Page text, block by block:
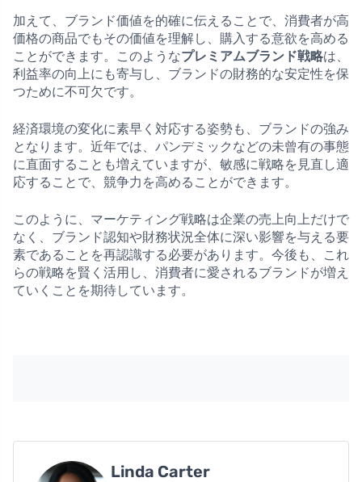
加えて、ブランド価値を的確に伝えることで、消費者が高
価格の商品でもその価値を理解し、購入する意欲を高める
ことができます。このようなプレミアムブランド戦略は、
利益率の向上にも寄与し、ブランドの財務的な安定性を保
つために不可欠です。
経済環境の変化に素早く対応する姿勢も、ブランドの強み
となります。近年では、パンデミックなどの未曾有の事態
に直面することも増えていますが、敏感に戦略を見直し適
応することで、競争力を高めることができます。
このように、マーケティング戦略は企業の売上向上だけで
なく、ブランド認知や財務状況全体に深い影響を与える要
素であることを再認識する必要があります。今後も、これ
らの戦略を賢く活用し、消費者に愛されるブランドが増え
ていくことを期待しています。
Linda Carter